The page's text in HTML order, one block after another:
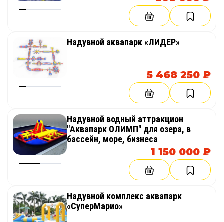
Надувной аквапарк «ЛИДЕР»
5 468 250 ₽
Надувной водный аттракцион
"Аквапарк ОЛИМП" для озера, в
бассейн, море, бизнеса
1 150 000 ₽
Надувной комплекс аквапарк
«СуперМарио»